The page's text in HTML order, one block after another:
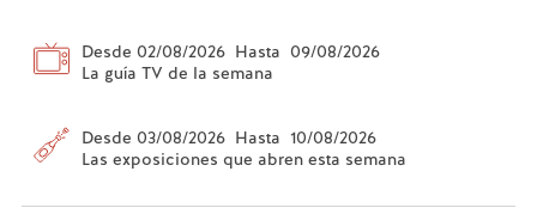
Desde 02/08/2026 Hasta 09/08/2026
La guía TV de la semana
Desde 03/08/2026 Hasta 10/08/2026
Las exposiciones que abren esta semana